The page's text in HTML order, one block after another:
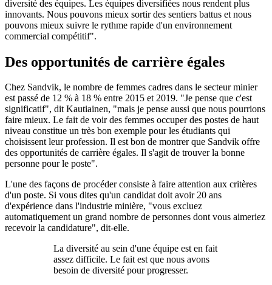
diversité des équipes. Les équipes diversifiées nous rendent plus
innovants. Nous pouvons mieux sortir des sentiers battus et nous
pouvons mieux suivre le rythme rapide d'un environnement
commercial compétitif".
Des opportunités de carrière égales
Chez Sandvik, le nombre de femmes cadres dans le secteur minier
est passé de 12 % à 18 % entre 2015 et 2019. "Je pense que c'est
significatif", dit Kautiainen, "mais je pense aussi que nous pourrions
faire mieux. Le fait de voir des femmes occuper des postes de haut
niveau constitue un très bon exemple pour les étudiants qui
choisissent leur profession. Il est bon de montrer que Sandvik offre
des opportunités de carrière égales. Il s'agit de trouver la bonne
personne pour le poste".
L'une des façons de procéder consiste à faire attention aux critères
d'un poste. Si vous dites qu'un candidat doit avoir 20 ans
d'expérience dans l'industrie minière, "vous excluez
automatiquement un grand nombre de personnes dont vous aimeriez
recevoir la candidature", dit-elle.
La diversité au sein d'une équipe est en fait
assez difficile. Le fait est que nous avons
besoin de diversité pour progresser.